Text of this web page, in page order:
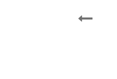
Einheit. Aber was